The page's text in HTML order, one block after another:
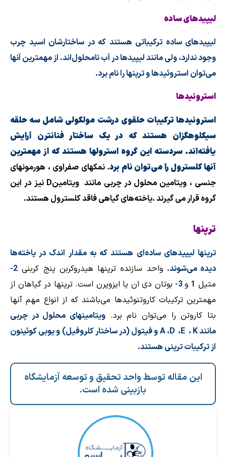
لیپیدهای ساده
لیپیدهای ساده ترکیباتی هستند که در ساختارشان اسید چرب
وجود ندارد، ولی مانند لیپیدها در آب نامحلول‌اند. از مهمترین آنها
می‌توان استروئیدها وترپنهارا نام برد.
استروئیدها
استروئیدها ترکیبات حلقوی درشت مولکولی شامل سه حلقه
سیکلوهگزان هستند که در یک ساختار فنانترن آرایش
یافته‌اند. سردسته این گروه استرولها هستند که از مهمترین
آنها کلسترول را می‌توان نام برد. نمکهای صفراوی ، هورمونهای
جنسی ، ویتامین محلول در چربی مانندویتامینDنیز در این
گروه قرار می گیرند.یاخته‌های گیاهیفاقد کلسترول هستند.
ترپنها
ترپنها لیپیدهای ساده‌ای هستند که به مقدار اندک در یاخته‌ها
دیده می‌شوند. واحد سازنده ترپنها هیدروکربن پنج کربنی -2
متیل 1 و
بوتان دی ان یا ایزوپرن است. ترپنها در گیاهان از
مهمترین ترکیبات کاروتنوئیدها می‌باشند که از انواع مهم آنها
بتا کاروتن را می‌توان نام برد. ویتامینهای محلول در چربی
مانندK ، E، D،Aو فیتول (در ساختار کلروفیل( و یوبی کوئینون
از ترکیبات ترپنی هستند.
این مقاله توسط واحد تحقیق و توسعه آزمایشگاه
بازبینی شده است.